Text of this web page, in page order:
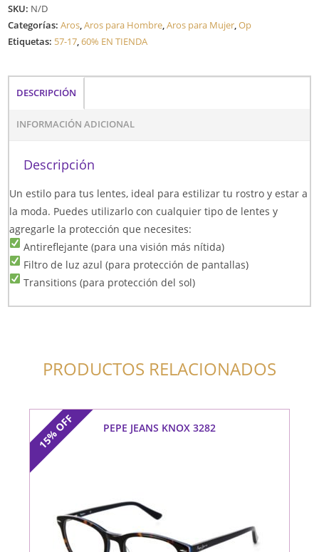
SKU: N/D
Categorías:Aros,Aros para Hombre,Aros para Mujer,Op
Etiquetas: 57-17,60% EN TIENDA
DESCRIPCIÓN
INFORMACIÓN ADICIONAL
Descripción
Un estilo para tus lentes, ideal para estilizar tu rostro y estar a
la moda. Puedes utilizarlo con cualquier tipo de lentes y
agregarle la protección que necesites:
Antireflejante (para una visión más nítida)
Filtro de luz azul (para protección de pantallas)
Transitions (para protección del sol)
PRODUCTOS RELACIONADOS
15%
OFF PEPE JEANS KNOX 3282